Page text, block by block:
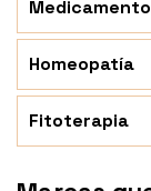
Homeopatía
Fitoterapia